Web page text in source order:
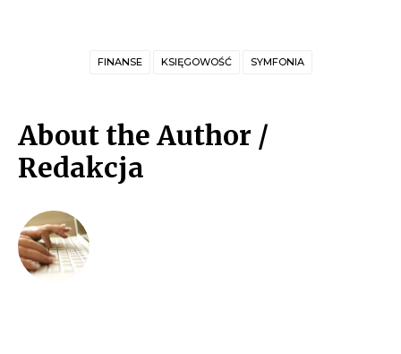
FINANSE KSIĘGOWOŚĆ SYMFONIA
About the Author /
Redakcja